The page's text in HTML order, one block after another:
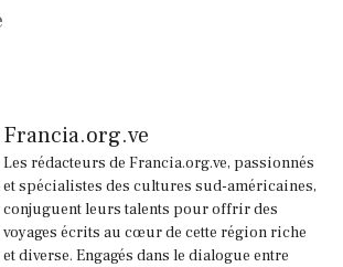
Francia.org.ve
Les rédacteurs de Francia.org.ve, passionnés
et spécialistes des cultures sud-américaines,
conjuguent leurs talents pour offrir des
voyages écrits au cœur de cette région riche
et diverse. Engagés dans le dialogue entre